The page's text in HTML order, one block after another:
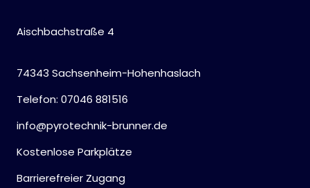
Aischbachstraße 4
74343 Sachsenheim-Hohenhaslach
Telefon: 07046 881516
info@pyrotechnik-brunner.de
Kostenlose Parkplätze
Barrierefreier Zugang